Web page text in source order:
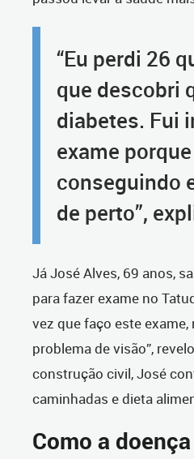
“Eu perdi 26
que descobri
diabetes. Fui
exame
conseguindo
de perto”,
Já José Alves, 69 anos,
para fazer exame no
vez que faço este
problema de visão”,
construção civil, José
caminhadas e dieta
Como a